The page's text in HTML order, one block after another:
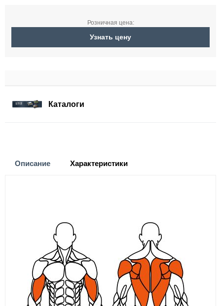
Розничная цена:
Узнать цену
Каталоги
Описание Характеристики